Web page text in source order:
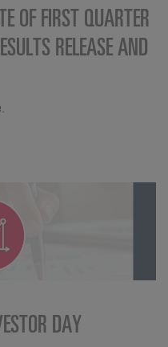
OF FIRST QUARTER
RELEASE AND
DAY